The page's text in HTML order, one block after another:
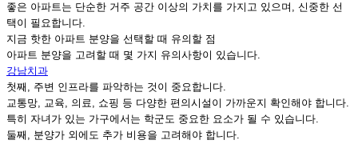
좋은 아파트는 단순한 거주 공간 이상의 가치를 가지고 있으며, 신중한 선
택이 필요합니다.
지금 핫한 아파트 분양을 선택할 때 유의할 점
아파트 분양을 고려할 때 몇 가지 유의사항이 있습니다.
강남치과
첫째, 주변 인프라를 파악하는 것이 중요합니다.
교통망, 교육, 의료, 쇼핑 등 다양한 편의시설이 가까운지 확인해야 합니다.
특히 자녀가 있는 가구에서는 학군도 중요한 요소가 될 수 있습니다.
둘째, 분양가 외에도 추가 비용을 고려해야 합니다.